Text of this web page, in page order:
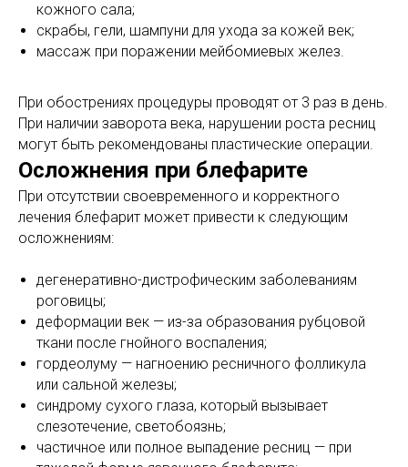
кожного сала;
скрабы, гели, шампуни для ухода за кожей век;
массаж при поражении мейбомиевых желез.
При обострениях процедуры проводят от 3 раз в день.
При наличии заворота века, нарушении роста ресниц
могут быть рекомендованы пластические операции.
Осложнения при блефарите
При отсутствии своевременного и корректного
лечения блефарит может привести к следующим
осложнениям:
дегенеративно-дистрофическим заболеваниям
роговицы;
деформации век — из-за образования рубцовой
ткани после гнойного воспаления;
гордеолуму — нагноению ресничного фолликула
или сальной железы;
синдрому сухого глаза, который вызывает
слезотечение, светобоязнь;
частичное или полное выпадение ресниц — при